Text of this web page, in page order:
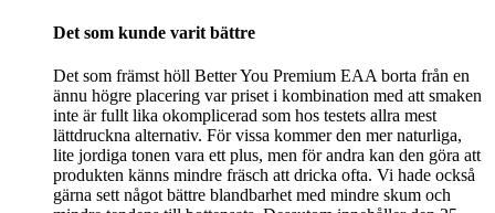
Det som kunde varit bättre
Det som främst höll Better You Premium EAA borta från en
ännu högre placering var priset i kombination med att smaken
inte är fullt lika okomplicerad som hos testets allra mest
lättdruckna alternativ. För vissa kommer den mer naturliga,
lite jordiga tonen vara ett plus, men för andra kan den göra att
produkten känns mindre fräsch att dricka ofta. Vi hade också
gärna sett något bättre blandbarhet med mindre skum och